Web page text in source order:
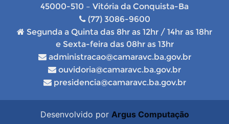
45000-510 – Vitória da Conquista-Ba
(77) 3086-9600
Segunda a Quinta das 8hr as 12hr / 14hr as 18hr
e Sexta-feira das 08hr as 13hr
administracao@camaravc.ba.gov.br
ouvidoria@camaravc.ba.gov.br
presidencia@camaravc.ba.gov.br
Desenvolvido por Argus Computação